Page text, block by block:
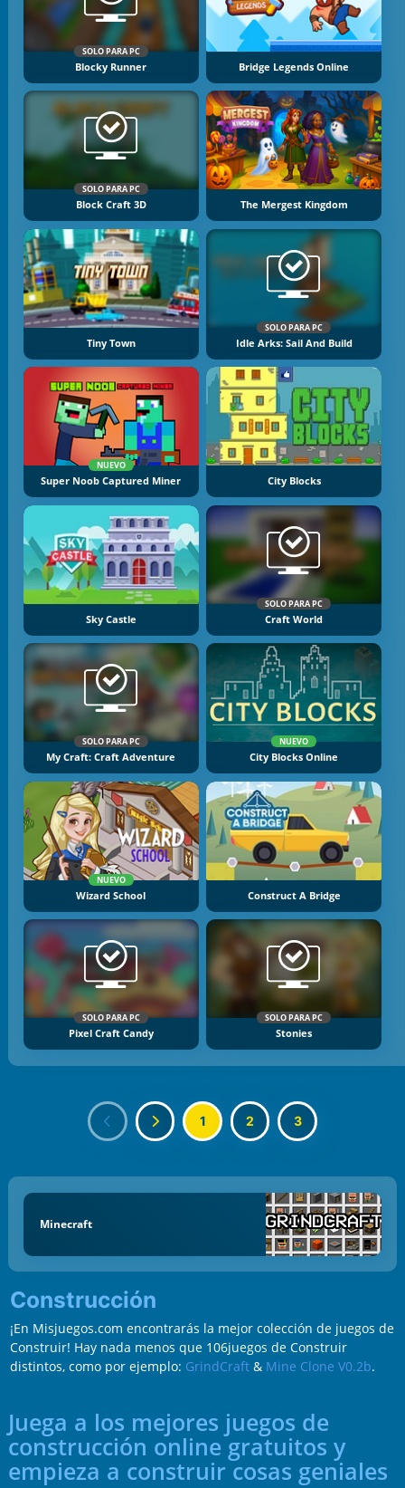
SOLO PARA PC
Blocky Runner Bridge Legends Online
SOLO PARA PC
Block Craft 3D The Mergest Kingdom
Tiny Town
SOLO PARA PC
Idle Arks: Sail And Build
NUEVO
Super Noob Captured Miner City Blocks
Sky Castle
SOLO PARA PC
Craft World
SOLO PARA PC
My Craft: Craft Adventure
NUEVO
City Blocks Online
NUEVO
Wizard School Construct A Bridge
SOLO PARA PC
Pixel Craft Candy
SOLO PARA PC
Stonies
1 2 3
Minecraft
Construcción
¡En Misjuegos.com encontrarás la mejor colección de juegos de
Construir! Hay nada menos que 106juegos de Construir
distintos, como por ejemplo: GrindCraft& Mine Clone V0.2b.
Juega a los mejores juegos de
construcción online gratuitos y
empieza a construir cosas geniales